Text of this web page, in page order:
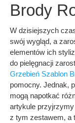
Brody
W dzisiejszych
swój wygląd, a
elementów ich
do pielęgnacji
Grzebień Szablon
pomocny. Jednak,
mogą napotkać
artykule
z tym zestawem, a